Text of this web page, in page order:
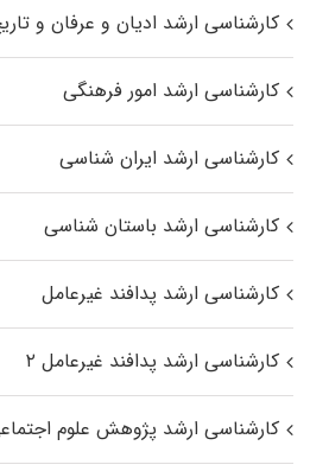
کارشناسی ارشد ادیان و عرفان و
کارشناسی ارشد امور فرهنگی
کارشناسی ارشد ایران شناسی
کارشناسی ارشد باستان شناسی
کارشناسی ارشد پدافند غیرعامل
کارشناسی ارشد پدافند غیرعامل ۲
کارشناسی ارشد پژوهش علوم